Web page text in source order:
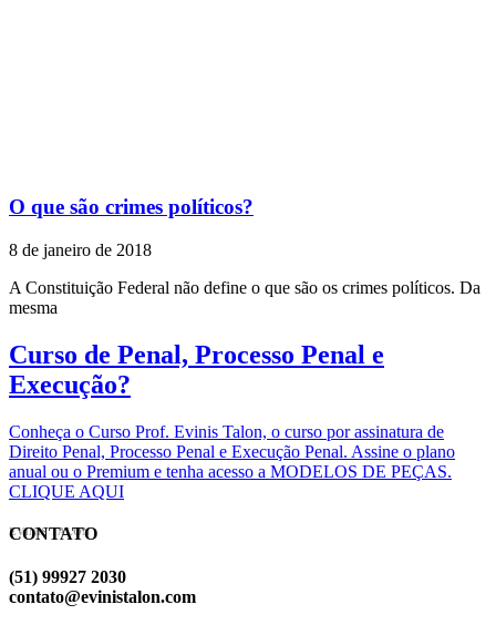
O que são crimes políticos?
8 de janeiro de 2018
A Constituição Federal não define o que são os crimes políticos. Da
mesma
Curso de Penal, Processo Penal e
Execução?
Conheça o Curso Prof. Evinis Talon, o curso por assinatura de
Direito Penal, Processo Penal e Execução Penal. Assine o plano
anual ou o Premium e tenha acesso a MODELOS DE PEÇAS.
CLIQUE AQUI
EVINIS TALON
CONTATO
(51) 99927 2030
contato@evinistalon.com